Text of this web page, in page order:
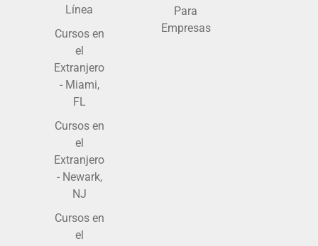
Línea
Cursos en
el
Extranjero
- Miami,
FL
Cursos en
el
Extranjero
- Newark,
NJ
Cursos en
el
Para
Empresas